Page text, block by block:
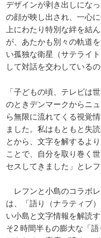
デザインが剥き出しにな
の顔が映し出され、一心
上にわたり特別な絆を結
が、あたかも別々の軌道
い孤独な衛星（サテライ
して対話を交わしているの
「子どもの頃、テレビは
のときデンマークからニ
ら無限に流れてくる視覚
ました。私はもともと失
とから、文字を解するよ
ことで、自分を取り巻く
セスしてきました」とレフ
レフンと小島のコラボ
は、「語り（ナラティブ
い小島と文字情報を解読
そ2 時間半もの膨大な「